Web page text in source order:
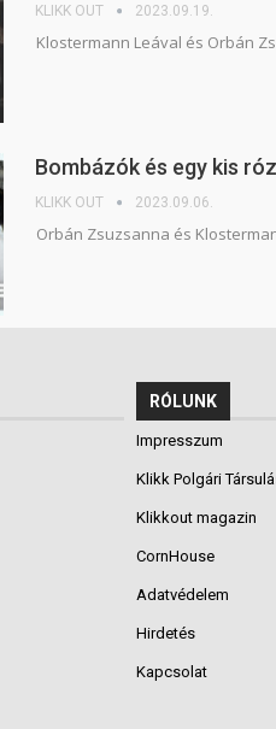
KLIKK OUT 2023.09.19.
Klostermann Leával és Orbán
Bombázók és egy kis
KLIKK OUT 2023.09.06.
Orbán Zsuzsanna és
RÓLUNK
Impresszum
Klikk Polgári
Klikkout magazin
CornHouse
Adatvédelem
Hirdetés
Kapcsolat